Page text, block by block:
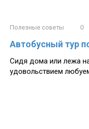
Полезные советы 0
Автобусный тур
Сидя дома или лежа
удовольствием